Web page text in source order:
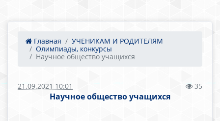
Главная
УЧЕНИКАМ И РОДИТЕЛЯМ
Олимпиады, конкурсы
Научное общество учащихся
21.09.2021 10:01 35
Научное общество учащихся